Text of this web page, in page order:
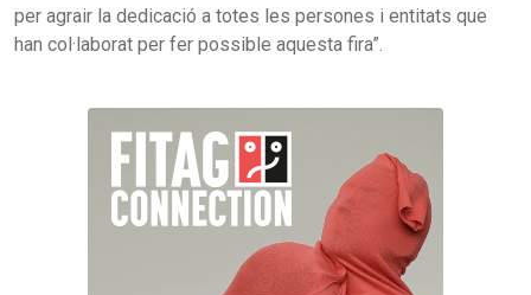
per agrair la dedicació a totes les persones i entitats que
han col·laborat per fer possible aquesta fira”.